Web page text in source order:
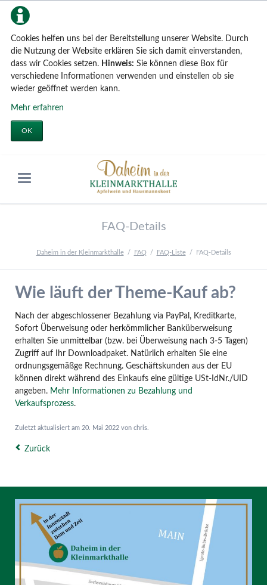
Cookies helfen uns bei der Bereitstellung unserer Website. Durch
die Nutzung der Website erklären Sie sich damit einverstanden,
dass wir Cookies setzen. Hinweis: Sie können diese Box für
verschiedene Informationen verwenden und einstellen ob sie
wieder geöffnet werden kann.
Mehr erfahren
OK
FAQ-Details
Daheim in der Kleinmarkthalle FAQ FAQ-Liste FAQ-Details
Wie läuft der Theme-Kauf ab?
Nach der abgeschlossener Bezahlung via PayPal, Kreditkarte,
Sofort Überweisung oder herkömmlicher Banküberweisung
erhalten Sie unmittelbar (bzw. bei Überweisung nach 3-5 Tagen)
Zugriff auf Ihr Downloadpaket. Natürlich erhalten Sie eine
ordnungsgemäßge Rechnung. Geschäftskunden aus der EU
können direkt während des Einkaufs eine gültige USt-IdNr./UID
angeben. Mehr Informationen zu Bezahlung und
Verkaufsprozess.
Zuletzt aktualisiert am 20. Mai 2022 von chris.
Zurück